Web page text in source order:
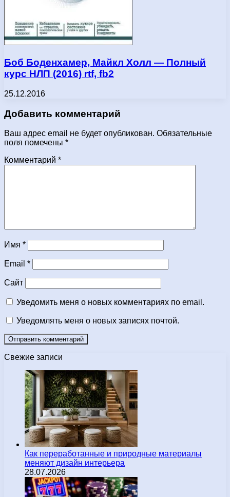
Боб Боденхамер, Майкл Холл — Полный
курс НЛП (2016) rtf, fb2
25.12.2016
Добавить комментарий
Ваш адрес email не будет опубликован. Обязательные
поля помечены *
Комментарий *
Имя *
Email *
Сайт
Уведомить меня о новых комментариях по email.
Уведомлять меня о новых записях почтой.
Свежие записи
Как переработанные и природные материалы
меняют дизайн интерьера
28.07.2026